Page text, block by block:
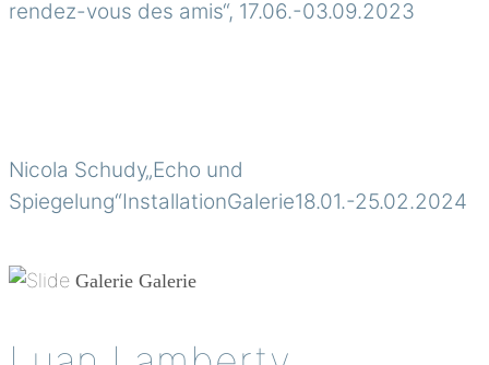
rendez-vous des amis“, 17.06.-03.09.2023
Nicola Schudy„Echo und
Spiegelung“InstallationGalerie18.01.-25.02.2024
Galerie Galerie